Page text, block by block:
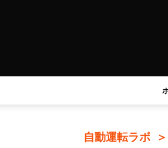
自動運転ラボ ＞